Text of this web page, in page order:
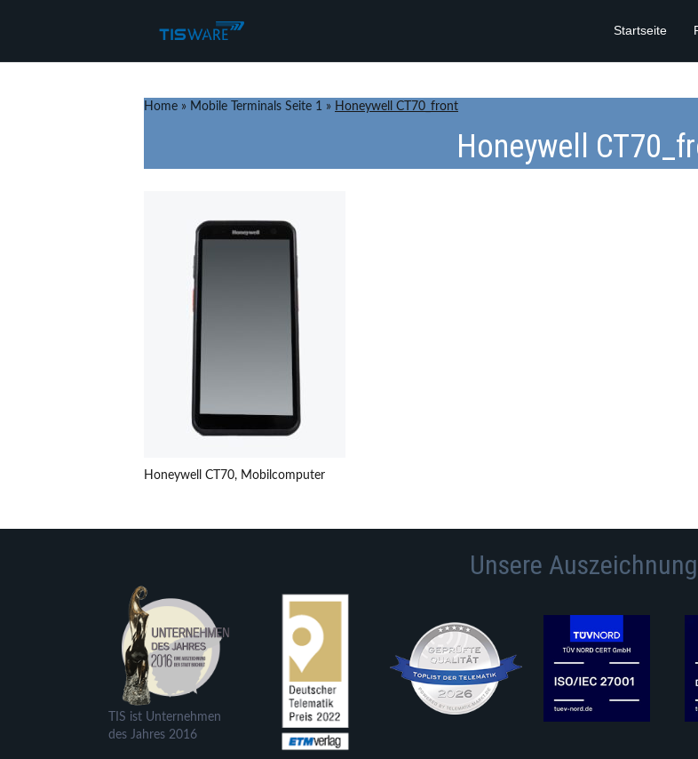
Startseite
Home » Mobile Terminals Seite 1 » Honeywell CT70_front
Honeywell
Honeywell CT70, Mobilcomputer
Unsere
TIS ist Unternehmen
des Jahres 2016